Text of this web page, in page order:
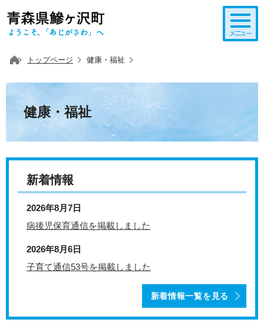
トップページ 健康・福祉
健康・福祉
新着情報
2026年8月7日
病後児保育通信を掲載しました
2026年8月6日
子育て通信53号を掲載しました
新着情報一覧を見る